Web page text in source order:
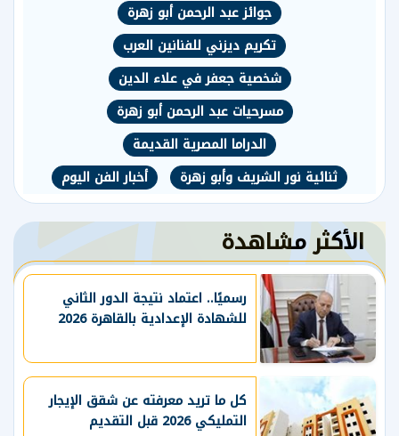
جوائز عبد الرحمن أبو زهرة
تكريم ديزني للفنانين العرب
شخصية جعفر في علاء الدين
مسرحيات عبد الرحمن أبو زهرة
الدراما المصرية القديمة
ثنائية نور الشريف وأبو زهرة
أخبار الفن اليوم
الأكثر مشاهدة
رسميًا.. اعتماد نتيجة الدور الثاني
للشهادة الإعدادية بالقاهرة 2026
كل ما تريد معرفته عن شقق الإيجار
التمليكي 2026 قبل التقديم